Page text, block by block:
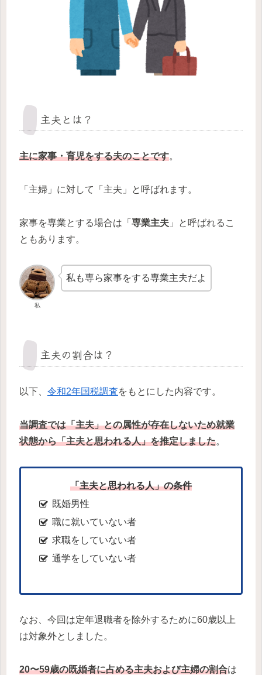
主夫とは？
主に家事・育児をする夫のことです。
「主婦」に対して「主夫」と呼ばれます。
家事を専業とする場合は「 専業主夫 」と呼ばれるこ
ともあります。
私
私も専ら家事をする専業主夫だよ
主夫の割合は？
以下、 令和2年国税調査をもとにした内容です。
当調査では「主夫」との属性が存在しないため就業
状態から「主夫と思われる人」を推定しました。
「主夫と思われる人」の条件
既婚男性
職に就いていない者
求職をしていない者
通学をしていない者
なお、今回は定年退職者を除外するために60歳以上
は対象外としました。
20〜59歳の既婚者に占める主夫および主婦の割合は